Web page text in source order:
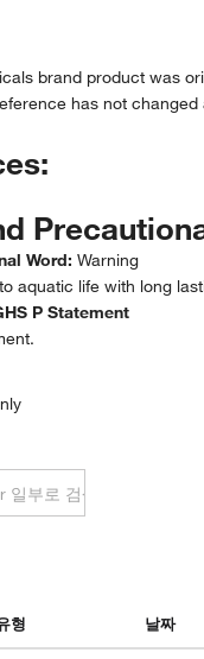
brand product was
has not
Word: Warning
aquatic life with long
P Statement
형 날짜